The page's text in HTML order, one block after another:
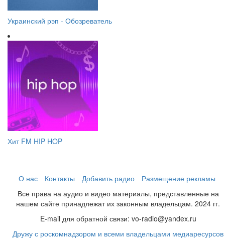
Украинский рэп - Обозреватель
Хит FM HIP HOP
О нас Контакты Добавить радио
Размещение рекламы
Все права на аудио и видео материалы, представленные на
нашем сайте принадлежат их законным владельцам. 2024 гг.
E-mail для обратной связи: vo-radio@yandex.ru
Дружу с роскомнадзором и всеми владельцами медиаресурсов